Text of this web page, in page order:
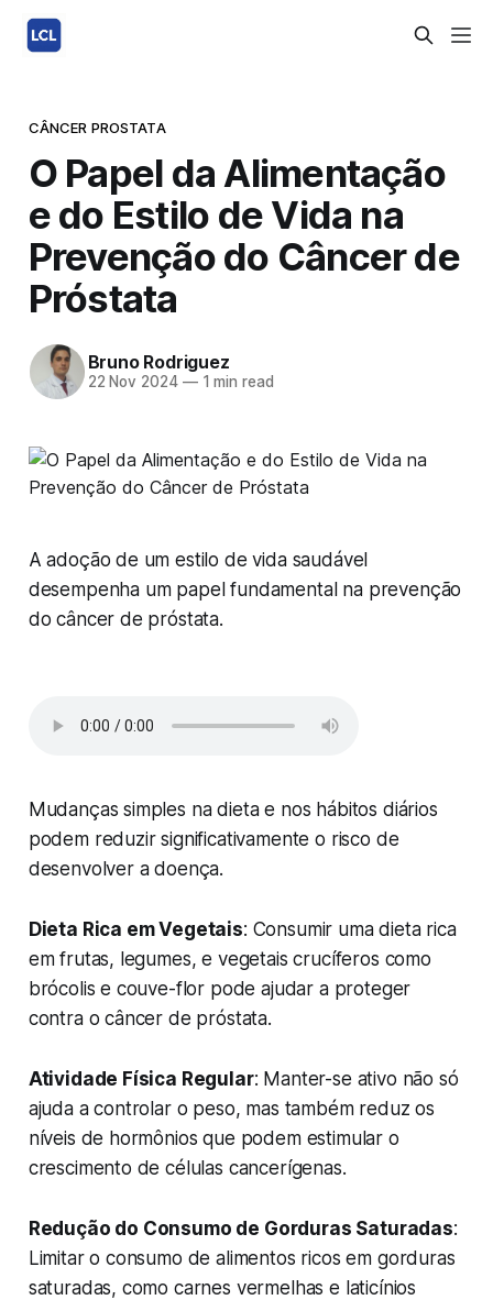
CÂNCER PROSTATA
O Papel da Alimentação
e do Estilo de Vida na
Prevenção do Câncer de
Próstata
Bruno Rodriguez
22 Nov 2024 —1 min read
A adoção de um estilo de vida saudável
desempenha um papel fundamental na prevenção
do câncer de próstata.
Mudanças simples na dieta e nos hábitos diários
podem reduzir significativamente o risco de
desenvolver a doença.
Dieta Rica em Vegetais: Consumir uma dieta rica
em frutas, legumes, e vegetais crucíferos como
brócolis e couve-flor pode ajudar a proteger
contra o câncer de próstata.
Atividade Física Regular: Manter-se ativo não só
ajuda a controlar o peso, mas também reduz os
níveis de hormônios que podem estimular o
crescimento de células cancerígenas.
Redução do Consumo de Gorduras Saturadas:
Limitar o consumo de alimentos ricos em gorduras
saturadas, como carnes vermelhas e laticínios